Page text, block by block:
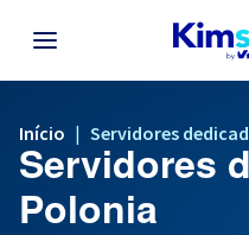
A sua escolha de país e/ou
moeda, preço e
Início | Servidores
Servidores
Polonia